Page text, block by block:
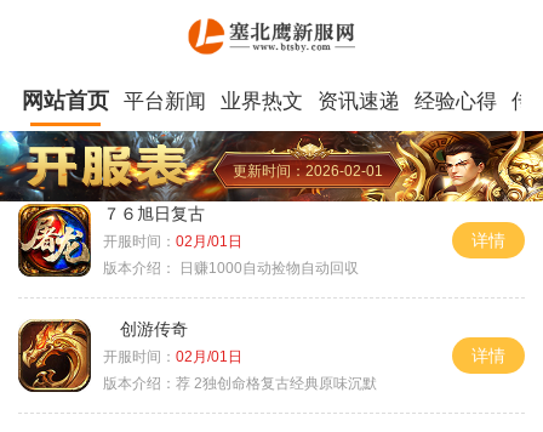
网站首页 平台新闻 业界热文 资讯速递 经验心得 传
更新时间：2026-02-01
７６旭日复古
开服时间： 02月/01日
版本介绍：
日赚1000自动捡物自动回収
详情
创游传奇
开服时间： 02月/01日
版本介绍： 荐 2独创命格复古经典原味沉默
详情